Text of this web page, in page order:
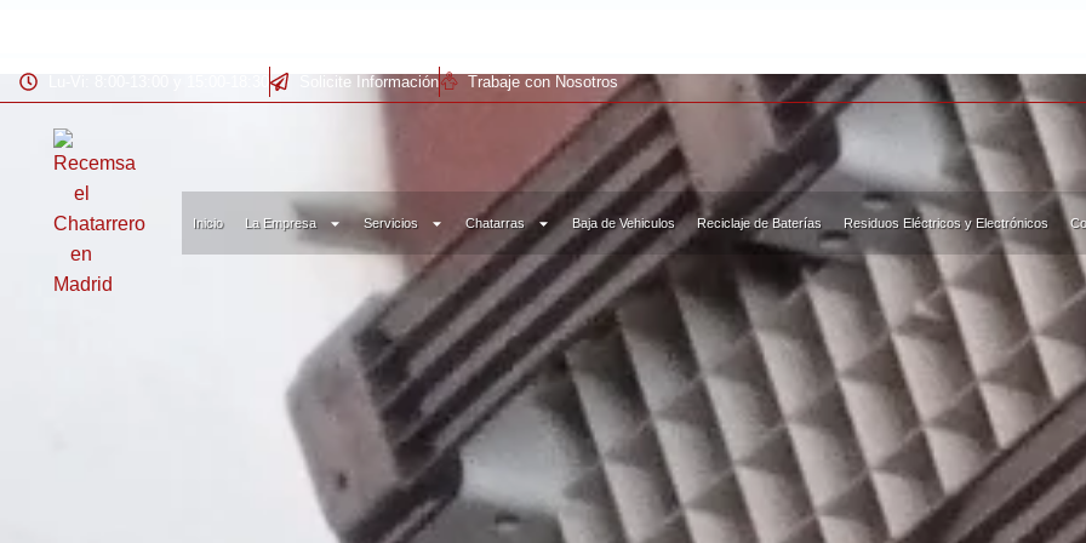
Solicite Información Trabaje con Nosotros
Inicio La Empresa Servicios Chatarras Baja de Vehiculos Reciclaje de Baterías Residuos Eléctricos y Electrónicos